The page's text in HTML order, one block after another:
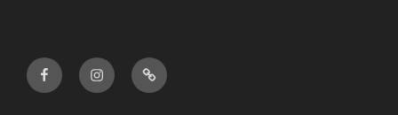
FacebookInstagram
E-
Mail